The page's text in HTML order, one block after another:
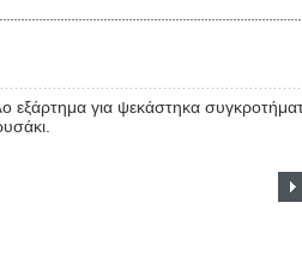
για ψεκάστηκα